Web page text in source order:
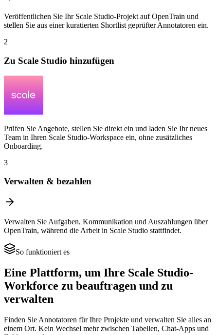
Veröffentlichen Sie Ihr Scale Studio-Projekt auf OpenTrain und
stellen Sie aus einer kuratierten Shortlist geprüfter Annotatoren ein.
2
Zu Scale Studio hinzufügen
Prüfen Sie Angebote, stellen Sie direkt ein und laden Sie Ihr neues
Team in Ihren Scale Studio-Workspace ein, ohne zusätzliches
Onboarding.
3
Verwalten & bezahlen
Verwalten Sie Aufgaben, Kommunikation und Auszahlungen über
OpenTrain, während die Arbeit in Scale Studio stattfindet.
So funktioniert es
Eine Plattform, um Ihre Scale Studio-
Workforce zu beauftragen und zu
verwalten
Finden Sie Annotatoren für Ihre Projekte und verwalten Sie alles an
einem Ort. Kein Wechsel mehr zwischen Tabellen, Chat-Apps und